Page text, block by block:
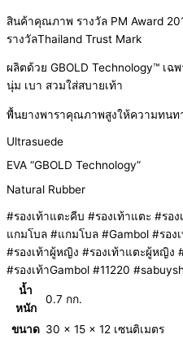
สินค้าคุณภาพ รางวัล PM Award
รางวัลThailand Trust Mark
ผลิตด้วย GBOLD Technology™ เฉ
นุ่ม เบา สวมใส่สบายเท้า
พื้นยางพาราคุณภาพสูงให้ความทนท
Ultrasuede
EVA “GBOLD Technology”
Natural Rubber
#รองเท้าแตะคีบ #รองเท้าแตะ #รอ
แกมโบล #แกมโบล #Gambol #รอง
#รองเท้าผู้หญิง #รองเท้าแตะผู้หญิง
#รองเท้าGambol #11220
น้ำ
หนัก
0.7 กก.
ขนาด 30 × 15 × 12 เซนติเมตร